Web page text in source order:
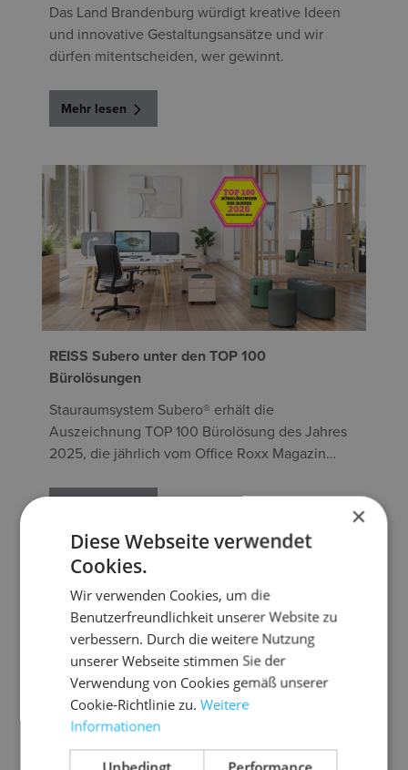
Das Land Brandenburg würdigt kreative Ideen
und innovative Gestaltungsansätze und wir
dürfen mitentscheiden, wer gewinnt.
Mehr lesen
REISS Subero unter den TOP 100
Bürolösungen
Stauraumsystem Subero® erhält die
Auszeichnung TOP 100 Bürolösung des Jahres
2025, die jährlich vom Office Roxx Magazin
GDA 2025 - Ein besonderer Moment für REISS
×
Diese Webseite verwendet
Cookies.
Wir verwenden Cookies, um die
Benutzerfreundlichkeit unserer Website zu
verbessern. Durch die weitere Nutzung
unserer Webseite stimmen Sie der
Verwendung von Cookies gemäß unserer
Cookie-Richtlinie zu.Weitere
Informationen
Unbedingt Performance